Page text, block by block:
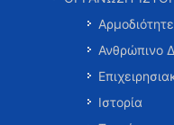
Ανθρώπινο
Ιστορία